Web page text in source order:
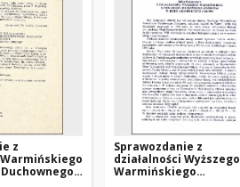
z
Sprawozdanie z
działalności Wyższego
Warmińskiego